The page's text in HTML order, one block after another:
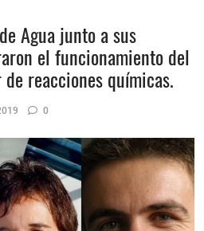
Agua junto a sus
el funcionamiento del
reacciones químicas.
0